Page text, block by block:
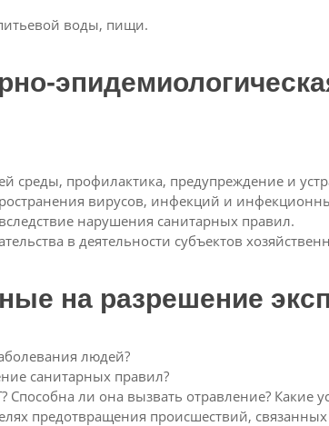
воды, пищи.
среды, профилактика, предупреждение и
вирусов, инфекций и
нарушения санитарных правил.
в деятельности субъектов
на разрешение
людей?
санитарных правил?
Способна ли она вызвать отравление? Какие
предотвращения происшествий,